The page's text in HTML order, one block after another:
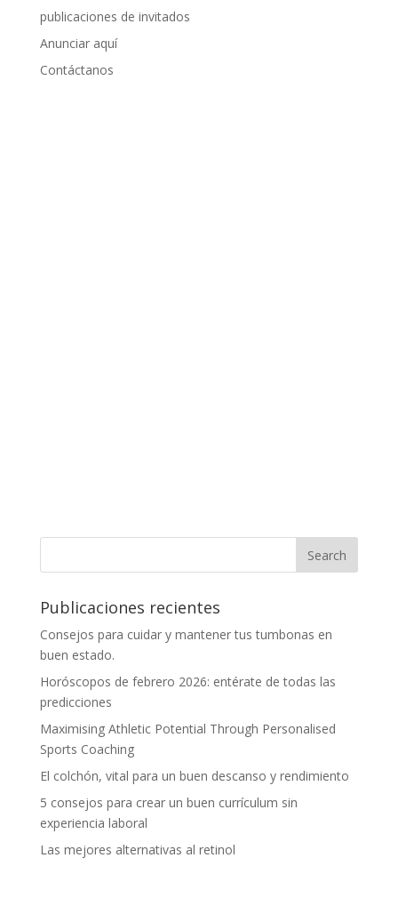
publicaciones de invitados
Anunciar aquí
Contáctanos
Publicaciones recientes
Consejos para cuidar y mantener tus tumbonas en
buen estado.
Horóscopos de febrero 2026: entérate de todas las
predicciones
Maximising Athletic Potential Through Personalised
Sports Coaching
El colchón, vital para un buen descanso y rendimiento
5 consejos para crear un buen currículum sin
experiencia laboral
Las mejores alternativas al retinol